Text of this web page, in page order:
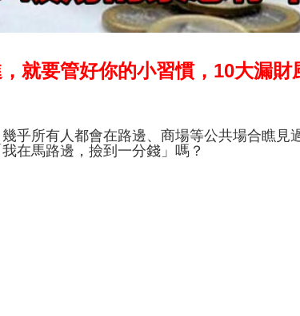
就要管好你的小習慣，10大漏財
乎所有人都會在路邊、商場等公共場合瞧見
在馬路邊，撿到一分錢」嗎？